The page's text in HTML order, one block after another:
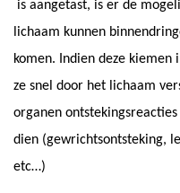
is aangetast, is er de
lichaam kunnen
komen. Indien deze kiemen
ze snel door het lichaam
organen
dien (gewrichtsontsteking,
etc…)